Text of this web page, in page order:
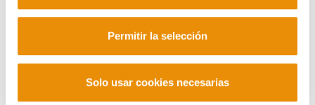
Permitir la selección
Solo usar cookies necesarias
informe: